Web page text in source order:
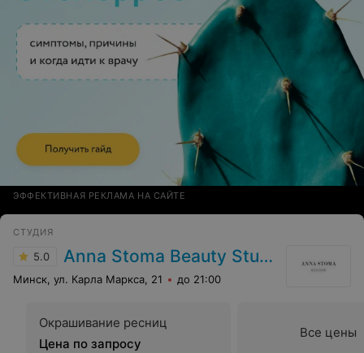
ЭФФЕКТИВНАЯ РЕКЛАМА НА САЙТЕ
СТУДИЯ
5.0 Anna Stoma Beauty Studio
Минск, ул. Карла Маркса, 21 до 21:00
Окрашивание ресниц
Цена по запросу
Все цены